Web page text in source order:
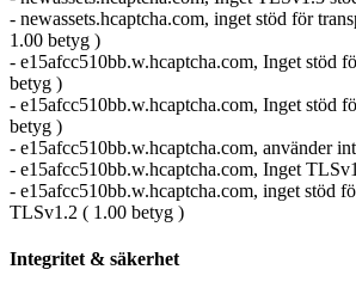
- newassets.hcaptcha.com, inget stöd för
1.00 betyg )
- e15afcc510bb.w.hcaptcha.com, Inget stöd
betyg )
- e15afcc510bb.w.hcaptcha.com, Inget stöd
betyg )
- e15afcc510bb.w.hcaptcha.com, använder
- e15afcc510bb.w.hcaptcha.com, Inget
- e15afcc510bb.w.hcaptcha.com, inget stöd
TLSv1.2 ( 1.00 betyg )
Integritet & säkerhet